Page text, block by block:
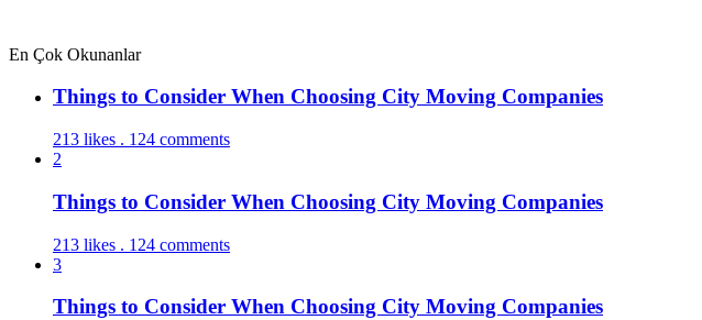
En Çok Okunanlar
Things to Consider When Choosing City Moving Companies
213 likes . 124 comments
2
Things to Consider When Choosing City Moving Companies
213 likes . 124 comments
3
Things to Consider When Choosing City Moving Companies